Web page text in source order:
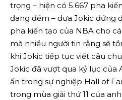
trọng – hiện có 5.667 pha
đang đếm – đưa Jokic đứng
pha kiến ​​​​tạo của NBA cho
mà nhiều người tin rằng sẽ
khi Jokic tiếp tục viết câu
Jokic đã vượt qua kỷ lục của
ấn trong sự nghiệp Hall of
trong mùa giải thứ 11 của anh